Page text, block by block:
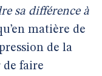
sa différence à
matière de
de la
de faire